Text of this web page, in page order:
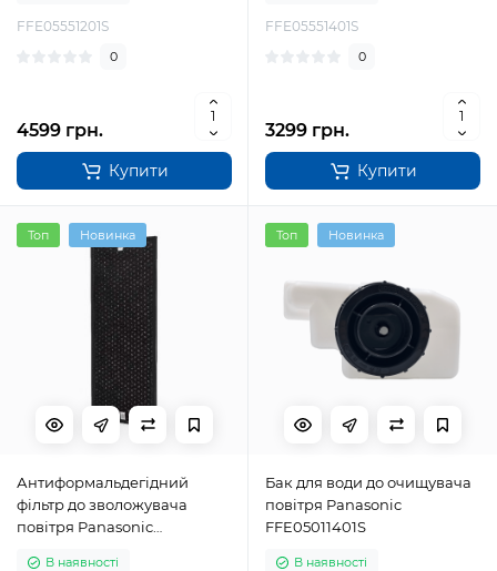
FFE05551201S
0
4599 грн.
Купити
FFE05551401S
0
3299 грн.
Купити
Топ Новинка
Антиформальдегідний
фільтр до зволожувача
повітря Panasonic
В наявності
Топ Новинка
Бак для води до очищувача
повітря Panasonic
FFE05011401S
В наявності